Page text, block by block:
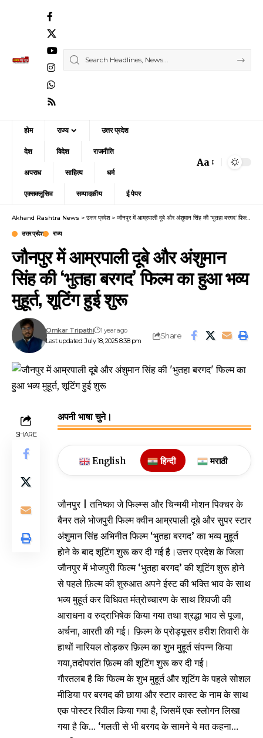
होम राज्य उत्तर प्रदेश
देश विदेश राजनीति
अपराध साहित्य धर्म
एक्सक्लूसिव सम्पादकीय ई पेपर
Font
Aa
Akhand Rashtra News > उत्तर प्रदेश> जौनपुर में आम्रपाली दूबे और अंशुमान सिंह की ‘भुतहा बरगद’ फिल्म का हुआ भव्य मुहूर्त, शूटिंग हुई शुरू
उत्तर प्रदेश राज्य
जौनपुर में आम्रपाली दूबे और अंशुमान
सिंह की ‘भुतहा बरगद’ फिल्म का हुआ भव्य
मुहूर्त, शूटिंग हुई शुरू
Last updated: July 18, 2025 8:38 pm
Omkar Tripathi 1 year ago
Share
SHARE
अपनी भाषा चुने।
English हिन्दी मराठी
जौनपुर | तनिष्का जे फिल्म्स और चिन्मयी मोशन पिक्चर के
बैनर तले भोजपुरी फिल्म क्वीन आम्रपाली दूबे और सुपर स्टार
अंशुमान सिंह अभिनीत फिल्म ‘भुतहा बरगद’ का भव्य मुहूर्त
होने के बाद शूटिंग शुरू कर दी गई है।उत्तर प्रदेश के जिला
जौनपुर में भोजपुरी फिल्म ‘भुतहा बरगद’ की शूटिंग शुरू होने
से पहले फ़िल्म की शुरुआत अपने ईस्ट की भक्ति भाव के साथ
भव्य मुहूर्त कर विधिवत मंत्रोच्चारण के साथ शिवजी की
आराधना व रुद्राभिषेक किया गया तथा श्रद्धा भाव से पूजा,
अर्चना, आरती की गई। फ़िल्म के प्रोड्यूसर हरीश तिवारी के
हाथों नारियल तोड़कर फ़िल्म का शुभ मुहूर्त संपन्न किया
गया,तदोपरांत फ़िल्म की शूटिंग शुरू कर दी गई।
गौरतलब है कि फिल्म के शुभ मुहूर्त और शूटिंग के पहले सोशल
मीडिया पर बरगद की छाया और स्टार कास्ट के नाम के साथ
एक पोस्टर रिवील किया गया है, जिसमें एक स्लोगन लिखा
गया है कि… ‘गलती से भी बरगद के सामने ये मत कहना…